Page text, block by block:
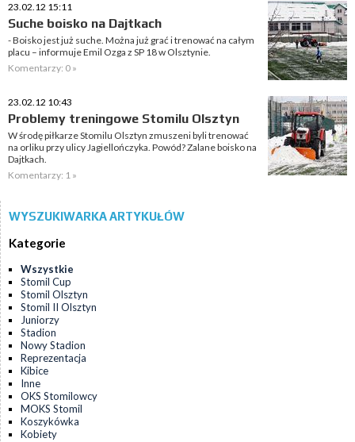
23.02.12 15:11
Suche boisko na Dajtkach
- Boisko jest już suche. Można już grać i trenować na całym
placu – informuje Emil Ozga z SP 18 w Olsztynie.
Komentarzy: 0 »
23.02.12 10:43
Problemy treningowe Stomilu Olsztyn
W środę piłkarze Stomilu Olsztyn zmuszeni byli trenować
na orliku przy ulicy Jagiellończyka. Powód? Zalane boisko na
Dajtkach.
Komentarzy: 1 »
WYSZUKIWARKA ARTYKUŁÓW
Kategorie
Wszystkie
Stomil Cup
Stomil Olsztyn
Stomil II Olsztyn
Juniorzy
Stadion
Nowy Stadion
Reprezentacja
Kibice
Inne
OKS Stomilowcy
MOKS Stomil
Koszykówka
Kobiety